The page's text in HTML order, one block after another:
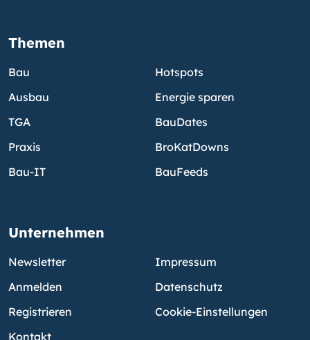
Themen
Bau
Ausbau
TGA
Praxis
Bau-IT
Hotspots
Energie sparen
BauDates
BroKatDowns
BauFeeds
Unternehmen
Newsletter
Anmelden
Registrieren
Kontakt
Impressum
Datenschutz
Cookie-Einstellungen